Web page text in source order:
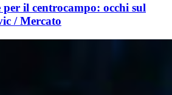
il centrocampo: occhi sul
/ Mercato